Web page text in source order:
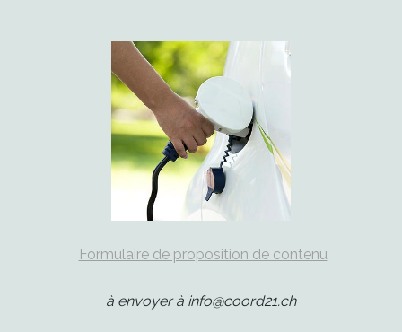
Formulaire de proposition de contenu
à envoyer à info@coord21.ch